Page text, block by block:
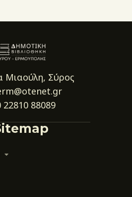
Μιαούλη, Σύρος
22810 88089